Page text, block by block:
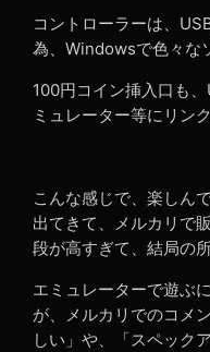
コントローラーは、
為、Windowsで色々な
100円コイン挿入口も
ミュレーター等にリン
こんな感じで、楽しん
出てきて、メルカリで
段が高すぎて、結局の
エミュレーターで遊ぶ
が、メルカリでのコメ
しい」や、「スペック